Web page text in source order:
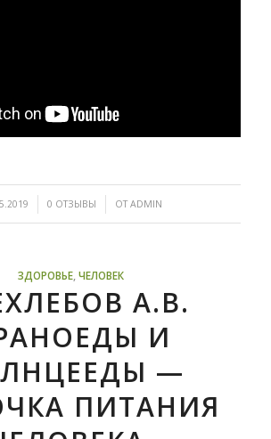
0 ОТЗЫВЫ
/ ОТADMIN
ЗДОРОВЬЕ ,ЧЕЛОВЕК
А.В.
И
—
ПИТАНИЯ